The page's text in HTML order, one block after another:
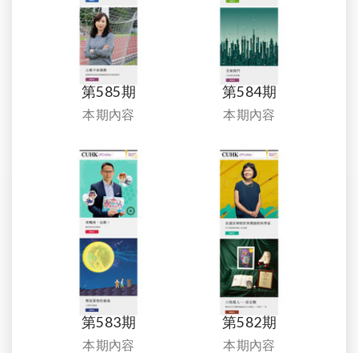
第585期
本期內容
第584期
本期內容
第583期
本期內容
第582期
本期內容